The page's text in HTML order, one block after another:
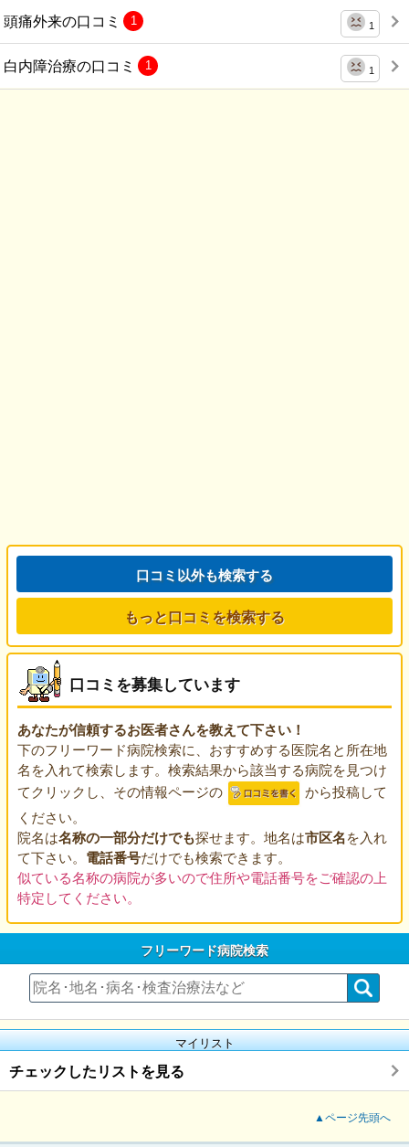
頭痛外来の口コミ 1
1
白内障治療の口コミ 1
1
口コミ以外も検索する
もっと口コミを検索する
口コミを募集しています
あなたが信頼するお医者さんを教えて下さい！
下のフリーワード病院検索に、おすすめする医院名と所在地
名を入れて検索します。検索結果から該当する病院を見つけ
てクリックし、その情報ページの
から投稿して
ください。
院名は名称の一部分だけでも探せます。地名は市区名を入れ
て下さい。 電話番号だけでも検索できます。
似ている名称の病院が多いので住所や電話番号をご確認の上
特定してください。
フリーワード病院検索
マイリスト
チェックしたリストを見る
▲ページ先頭へ